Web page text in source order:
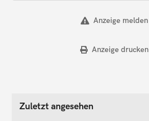
Anzeige melden
Anzeige drucken
Zuletzt angesehen